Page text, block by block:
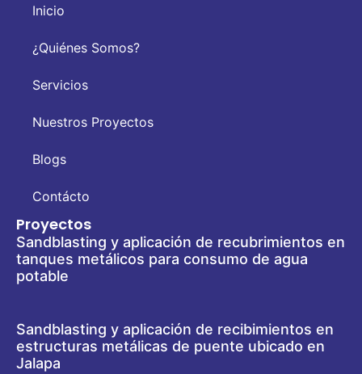
Inicio
¿Quiénes Somos?
Servicios
Nuestros Proyectos
Blogs
Contácto
Proyectos
Sandblasting y aplicación de recubrimientos en
tanques metálicos para consumo de agua
potable
Sandblasting y aplicación de recibimientos en
estructuras metálicas de puente ubicado en
Jalapa